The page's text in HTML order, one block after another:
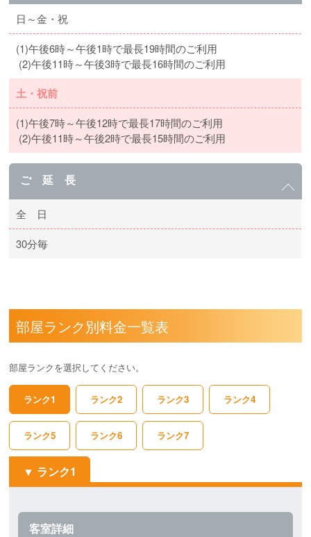
日～金・祝
(1)午後6時～午後1時で最長19時間のご利用
(2)午後11時～午後3時で最長16時間のご利用
土・祝前
(1)午後7時～午後12時で最長17時間のご利用
(2)午後11時～午後2時で最長15時間のご利用
ご 延 長
全 日
30分毎
部屋ランク別料金一覧表
部屋ランクを選択してください。
ランク1 ランク2 ランク3 ランク4
ランク5 ランク6 ランク7
ランク1
客室詳細